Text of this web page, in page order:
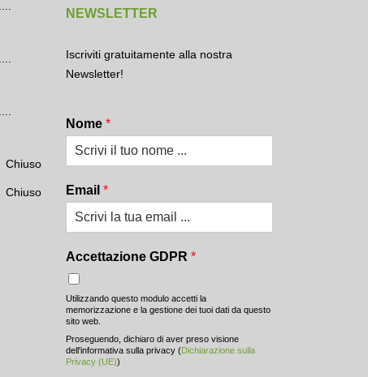
Chiuso
Chiuso
NEWSLETTER
Iscriviti gratuitamente alla nostra
Newsletter!
Nome *
Email *
Accettazione GDPR *
Utilizzando questo modulo accetti la
memorizzazione e la gestione dei tuoi dati da questo
sito web.
Proseguendo, dichiaro di aver preso visione
dell'informativa sulla privacy (Dichiarazione sulla
Privacy (UE))